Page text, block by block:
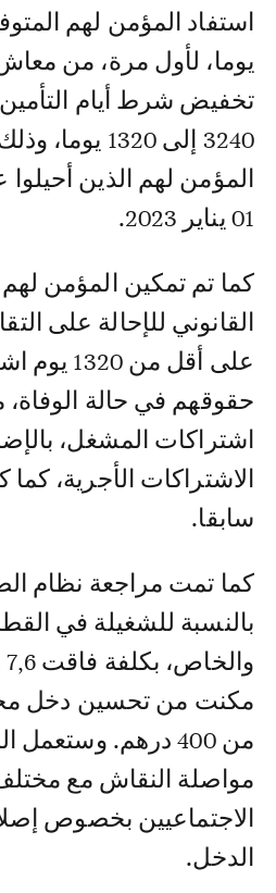
يوما، لأول مرة، من
تخفيض شرط أيام
3240 إلى
المؤمن لهم الذين أحيلوا
01 يناير 2023.
كما تم تمكين المؤمن لهم
القانوني للإحالة على
على أقل من
حقوقهم في حالة
اشتراكات المشغل،
الاشتراكات الأجرية، كما
سابقا.
كما تمت مراجعة نظام
بالنسبة للشغيلة في
مكنت من تحسين دخل
من 400 درهم.
مواصلة النقاش مع
الاجتماعيين بخصوص
الدخل.